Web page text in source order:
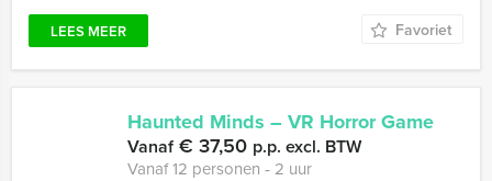
LEES MEER Favoriet
Haunted Minds – VR Horror Game
Vanaf€ 37,50 p.p. excl. BTW
Vanaf 12 personen ‐ 2 uur